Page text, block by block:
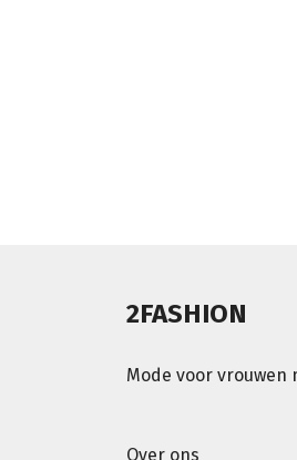
2FASHION
Mode voor vrouwen
Over ons